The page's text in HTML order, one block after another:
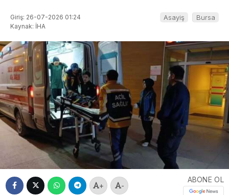
Giriş: 26-07-2026 01:24
Kaynak: İHA
Asayiş Bursa
+ -
ABONE OL